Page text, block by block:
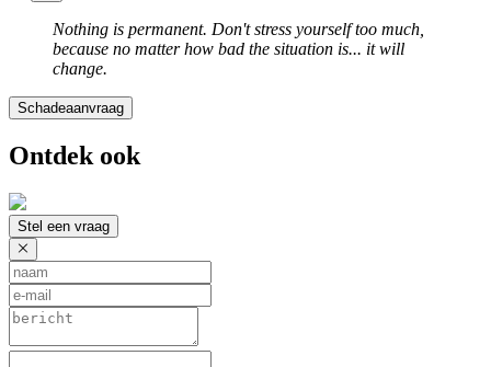
Nothing is permanent. Don't stress yourself too much,
because no matter how bad the situation is... it will
change.
Schadeaanvraag
Ontdek ook
Stel een vraag